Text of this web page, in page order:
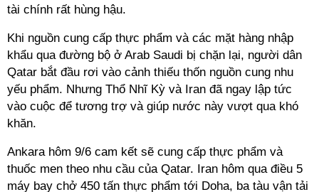
tài chính rất hùng hậu.
Khi nguồn cung cấp thực phẩm và các mặt hàng nhập
khẩu qua đường bộ ở Arab Saudi bị chặn lại, người dân
Qatar bắt đầu rơi vào cảnh thiếu thốn nguồn cung nhu
yếu phẩm. Nhưng Thổ Nhĩ Kỳ và Iran đã ngay lập tức
vào cuộc để tương trợ và giúp nước này vượt qua khó
khăn.
Ankara hôm 9/6 cam kết sẽ cung cấp thực phẩm và
thuốc men theo nhu cầu của Qatar. Iran hôm qua điều 5
máy bay chở 450 tấn thực phẩm tới Doha, ba tàu vận tải